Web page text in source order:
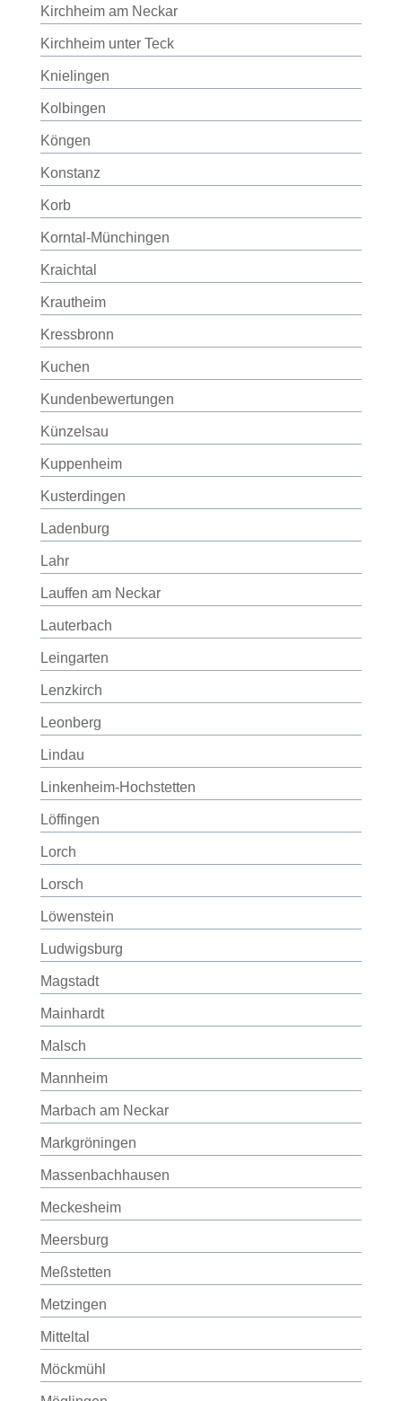
Kirchheim am Neckar
Kirchheim unter Teck
Knielingen
Kolbingen
Köngen
Konstanz
Korb
Korntal-Münchingen
Kraichtal
Krautheim
Kressbronn
Kuchen
Kundenbewertungen
Künzelsau
Kuppenheim
Kusterdingen
Ladenburg
Lahr
Lauffen am Neckar
Lauterbach
Leingarten
Lenzkirch
Leonberg
Lindau
Linkenheim-Hochstetten
Löffingen
Lorch
Lorsch
Löwenstein
Ludwigsburg
Magstadt
Mainhardt
Malsch
Mannheim
Marbach am Neckar
Markgröningen
Massenbachhausen
Meckesheim
Meersburg
Meßstetten
Metzingen
Mitteltal
Möckmühl